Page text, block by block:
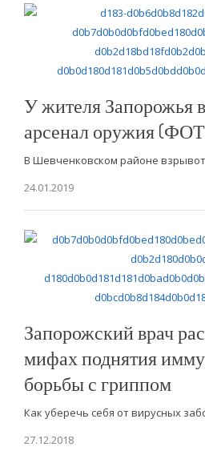
У жителя Запорожья
арсенал оружия
В Шевченковском районе
24.01.2019
Запорожский врач
мифах поднятия
борьбы с гриппом
Как уберечь себя от вирусных
27.12.2018